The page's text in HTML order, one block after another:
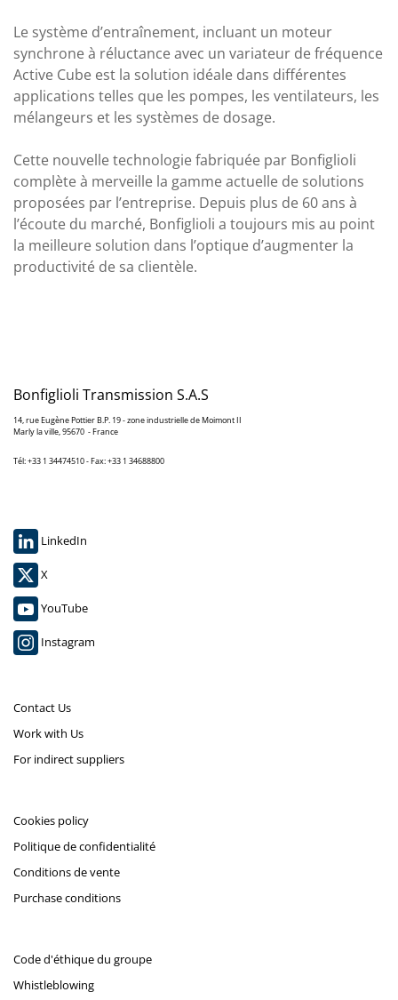
Le système d’entraînement, incluant un moteur
synchrone à réluctance avec un variateur de fréquence
Active Cube est la solution idéale dans différentes
applications telles que les pompes, les ventilateurs, les
mélangeurs et les systèmes de dosage.
Cette nouvelle technologie fabriquée par Bonfiglioli
complète à merveille la gamme actuelle de solutions
proposées par l’entreprise. Depuis plus de 60 ans à
l’écoute du marché, Bonfiglioli a toujours mis au point
la meilleure solution dans l’optique d’augmenter la
productivité de sa clientèle.
Bonfiglioli Transmission S.A.S
14, rue Eugène Pottier B.P. 19 - zone industrielle de Moimont II
Marly la ville, 95670 - France
Tél: +33 1 34474510 - Fax: +33 1 34688800
LinkedIn
X
YouTube
Instagram
Contact Us
Work with Us
For indirect suppliers
Cookies policy
Politique de confidentialité
Conditions de vente
Purchase conditions
Code d'éthique du groupe
Whistleblowing